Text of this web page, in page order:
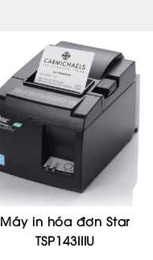
Máy in hóa đơn Star
TSP143IIIU